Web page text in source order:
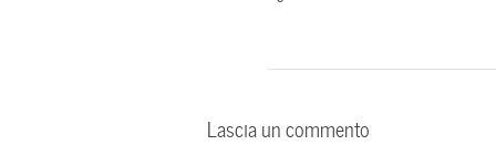
Lascia un commento